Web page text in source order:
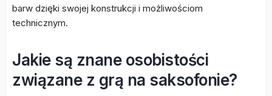
barw dzięki swojej konstrukcji i możliwościom
technicznym.
Jakie są znane osobistości
związane z grą na saksofonie?